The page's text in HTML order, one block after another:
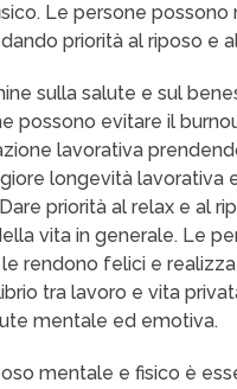
Le persone
priorità al riposo e
sulla salute e sul
possono evitare il
lavorativa
longevità lavorativa
priorità al relax e al
vita in generale. Le
rendono felici e
tra lavoro e vita
mentale ed emotiva.
mentale e fisico è